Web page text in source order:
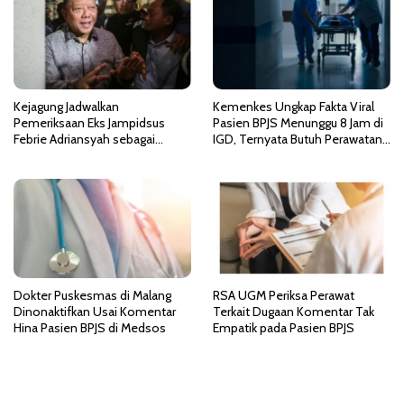
Kejagung Jadwalkan
Pemeriksaan Eks Jampidsus
Febrie Adriansyah sebagai
Kemenkes Ungkap Fakta Viral
Pasien BPJS Menunggu 8 Jam di
IGD, Ternyata Butuh Perawatan
Dokter Puskesmas di Malang
Dinonaktifkan Usai Komentar
Hina Pasien BPJS di Medsos
RSA UGM Periksa Perawat
Terkait Dugaan Komentar Tak
Empatik pada Pasien BPJS